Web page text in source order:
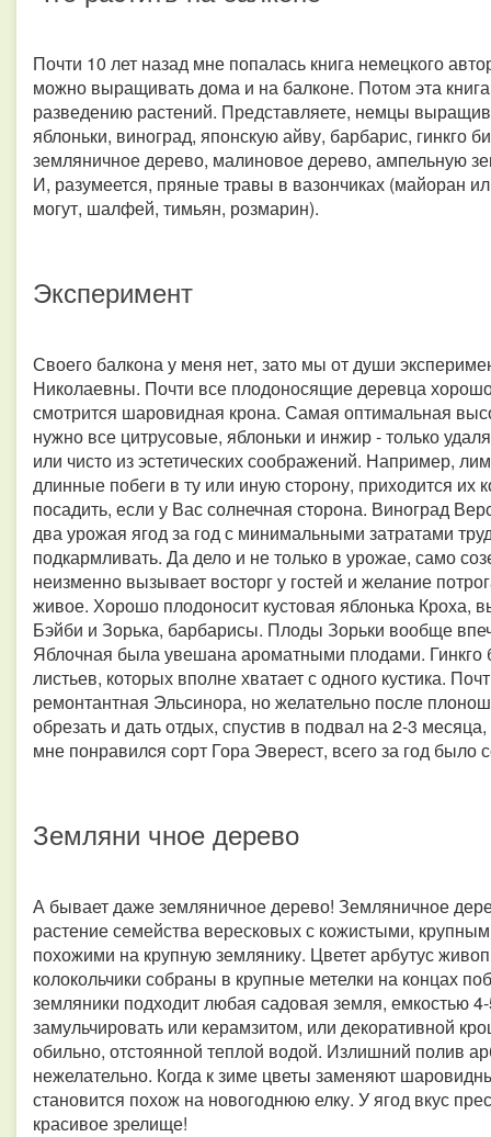
Почти 10 лет назад мне попалась книга немецкого
можно выращивать дома и на балконе. Потом эта
разведению растений. Представляете, немцы
яблоньки, виноград, японскую айву, барбарис, гинкго
земляничное дерево, малиновое дерево, ампельную
И, разумеется, пряные травы в вазончиках (майоран
могут, шалфей, тимьян, розмарин).
Эксперимент
Своего балкона у меня нет, зато мы от души
Николаевны. Почти все плодоносящие деревца
смотрится шаровидная крона. Самая оптимальная
нужно все цитрусовые, яблоньки и инжир - только
или чисто из эстетических соображений. Например,
длинные побеги в ту или иную сторону, приходится их
посадить, если у Вас солнечная сторона. Виноград
два урожая ягод за год с минимальными затратами
подкармливать. Да дело и не только в урожае, само
неизменно вызывает восторг у гостей и желание
живое. Хорошо плодоносит кустовая яблонька Кроха,
Бэйби и Зорька, барбарисы. Плоды Зорьки вообще
Яблочная была увешана ароматными плодами.
листьев, которых вполне хватает с одного кустика.
ремонтантная Эльсинора, но желательно после
обрезать и дать отдых, спустив в подвал на 2-3
мне понравилcя сорт Гора Эверест, всего за год было
Земляни чное дерево
А бывает даже земляничное дерево! Земляничное
растение семейства вересковых с кожистыми,
похожими на крупную землянику. Цветет арбутус
колокольчики собраны в крупные метелки на концах
земляники подходит любая садовая земля, емкостью
замульчировать или керамзитом, или декоративной
обильно, отстоянной теплой водой. Излишний полив
нежелательно. Когда к зиме цветы заменяют
становится похож на новогоднюю елку. У ягод вкус
красивое зрелище!